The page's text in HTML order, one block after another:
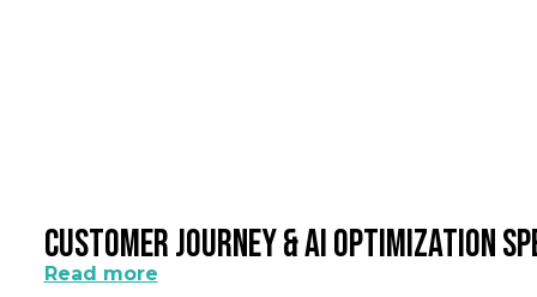
Customer Journey & AI Optimization
Read more